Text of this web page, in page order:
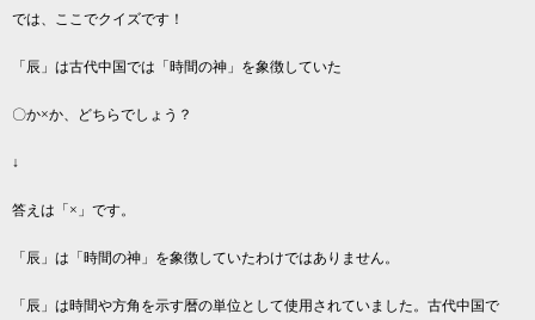
では、ここでクイズです！
「辰」は古代中国では「時間の神」を象徴していた
〇か×か、どちらでしょう？
↓
答えは「×」です。
「辰」は「時間の神」を象徴していたわけではありません。
「辰」は時間や方角を示す暦の単位として使用されていました。古代中国で